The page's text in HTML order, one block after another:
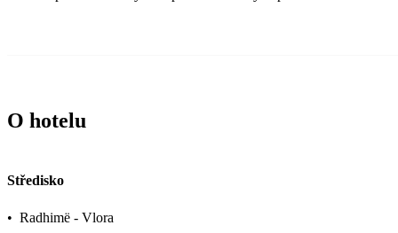
O hotelu
Středisko
• Radhimë - Vlora